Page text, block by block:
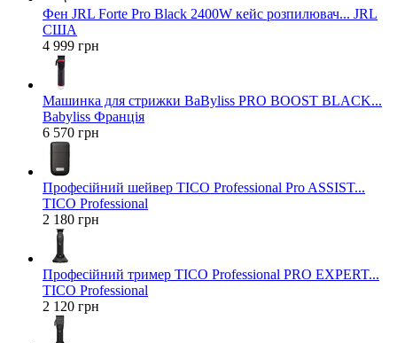
Фен JRL Forte Pro Black 2400W кейс розпилювач... JRL
США
4 999 грн
Машинка для стрижки BaByliss PRO BOOST BLACK...
Babyliss Франція
6 570 грн
Професійний шейвер TICO Professional Pro ASSIST...
TICO Professional
2 180 грн
Професійний тример TICO Professional PRO EXPERT...
TICO Professional
2 120 грн